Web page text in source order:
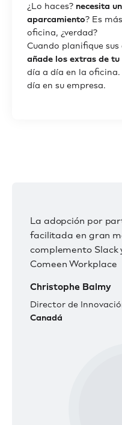
¿Lo haces? necesita
aparcamiento? Es
oficina, ¿verdad?
Cuando planifique
añade los extras de tu
día a día en la
día en su empresa.
La adopción por
facilitada en gran
complemento Slack
Comeen Workplace
Christophe Balmy
Director de
Canadá